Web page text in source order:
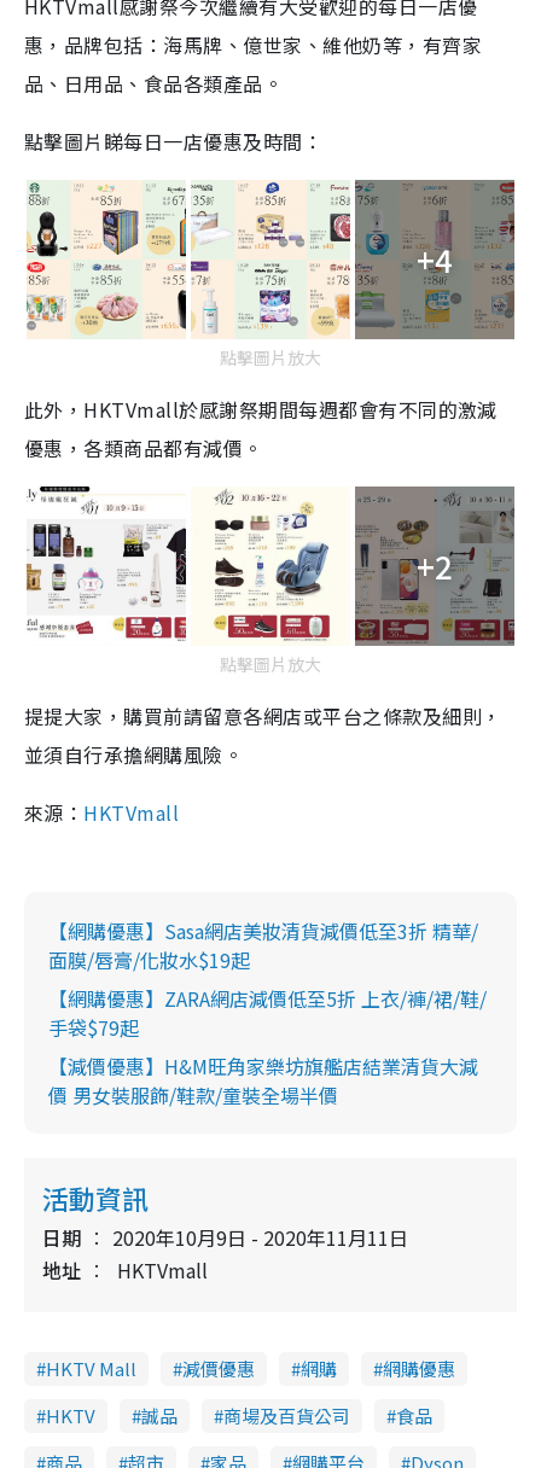
HKTVmall感謝祭今次繼續有大受歡迎的每日一店優
惠，品牌包括：海馬牌、億世家、維他奶等，有齊家
品、日用品、食品各類產品。
點擊圖片睇每日一店優惠及時間：
+4
點擊圖片放大
此外，HKTVmall於感謝祭期間每週都會有不同的激減
優惠，各類商品都有減價。
+2
點擊圖片放大
提提大家，購買前請留意各網店或平台之條款及細則，
並須自行承擔網購風險。
來源： HKTVmall
【網購優惠】Sasa網店美妝清貨減價低至3折 精華/
面膜/唇膏/化妝水$19起
【網購優惠】ZARA網店減價低至5折 上衣/褲/裙/鞋/
手袋$79起
【減價優惠】H&M旺角家樂坊旗艦店結業清貨大減
價 男女裝服飾/鞋款/童裝全場半價
活動資訊
日期
2020年10月9日 - 2020年11月11日
地址
HKTVmall
HKTV Mall 減價優惠 網購
網購優惠
HKTV
誠品 商場及百貨公司
食品
商品
超市 家品 網購平台 Dyson